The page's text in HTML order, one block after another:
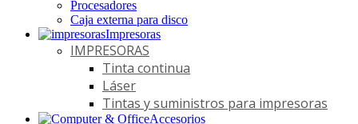
Procesadores
Caja externa para disco
Impresoras
IMPRESORAS
Tinta continua
Láser
Tintas y suministros para impresoras
Accesorios